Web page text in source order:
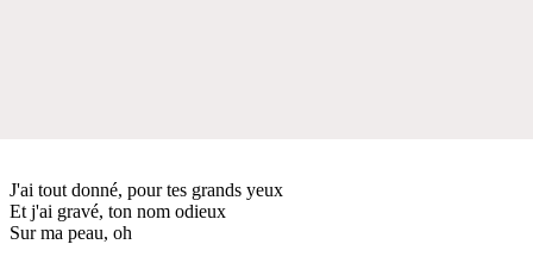
J'ai tout donné, pour tes grands yeux
Et j'ai gravé, ton nom odieux
Sur ma peau, oh